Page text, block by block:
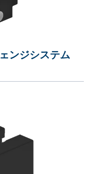
ンジシステム